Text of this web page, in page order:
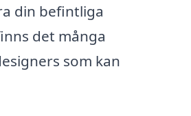
din befintliga
det många
som kan